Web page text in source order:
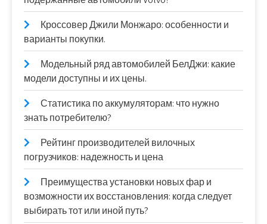
Кроссовер Джили Монжаро: особенности и
варианты покупки.
Модельный ряд автомобилей БелДжи: какие
модели доступны и их цены.
Статистика по аккумуляторам: что нужно
знать потребителю?
Рейтинг производителей вилочных
погрузчиков: надежность и цена
Преимущества установки новых фар и
возможности их восстановления: когда следует
выбирать тот или иной путь?